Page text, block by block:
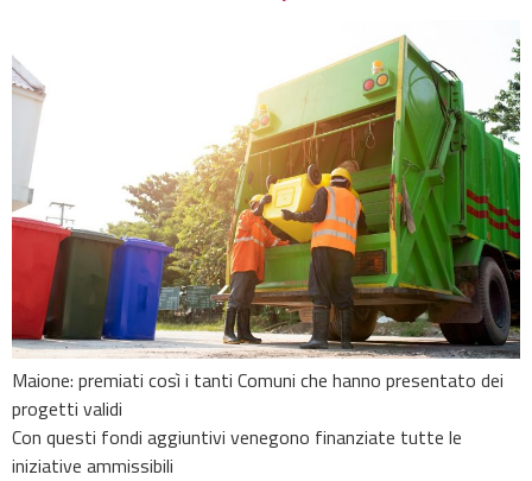
Maione: premiati così i tanti Comuni che hanno presentato dei
progetti validi
Con questi fondi aggiuntivi venegono finanziate tutte le
iniziative ammissibili